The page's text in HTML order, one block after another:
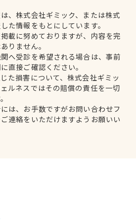
、株式会社ギミック、または株式
た情報をもとにしています。
載に努めておりますが、内容を完
りません。
へ受診を希望される場合は、事前
直接ご確認ください。
た損害について、株式会社ギミッ
ルネスではその賠償の責任を一切
は、お手数ですがお問い合わせフ
連絡をいただけますようお願いい